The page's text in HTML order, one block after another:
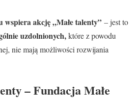
akcję „Małe talenty” – jest to
uzdolnionych,które z powodu
nie mają możliwości rozwijania
– Fundacja Małe